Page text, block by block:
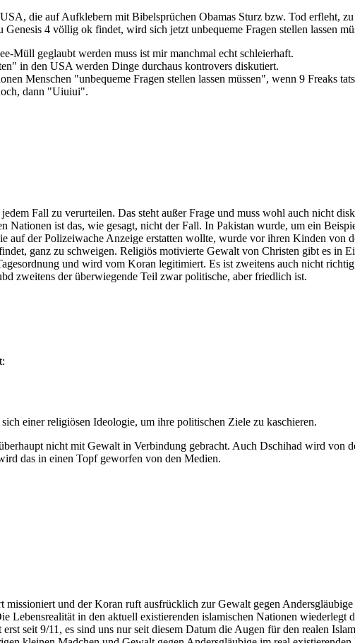
die auf Aufklebern mit Bibelsprüchen Obamas Sturz bzw. Tod erfleht,
Genesis 4 völlig ok findet, wird sich jetzt unbequeme Fragen stellen lassen
Müll geglaubt werden muss ist mir manchmal echt schleierhaft.
in den USA werden Dinge durchaus kontrovers diskutiert.
Menschen "unbequeme Fragen stellen lassen müssen", wenn 9 Freaks
dann "Uiuiui".
Fall zu verurteilen. Das steht außer Frage und muss wohl auch nicht
Nationen ist das, wie gesagt, nicht der Fall. In Pakistan wurde, um ein
auf der Polizeiwache Anzeige erstatten wollte, wurde vor ihren Kinden
ganz zu schweigen. Religiös motivierte Gewalt von Christen gibt es
und wird vom Koran legitimiert. Es ist zweitens auch nicht
zweitens der überwiegende Teil zwar politische, aber friedlich ist.
einer religiösen Ideologie, um ihre politischen Ziele zu kaschieren.
nicht mit Gewalt in Verbindung gebracht. Auch Dschihad wird von
das in einen Topf geworfen von den Medien.
missioniert und der Koran ruft ausfrücklich zur Gewalt gegen
Lebensrealität in den aktuell existierenden islamischen Nationen
seit 9/11, es sind uns nur seit diesem Datum die Augen für den realen